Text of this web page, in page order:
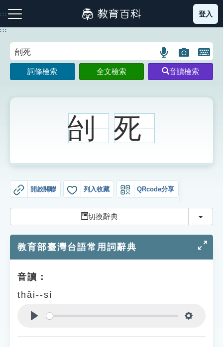
到
主
:::
注音索引圖示 筆畫索引圖示 部首索引表圖示
生字詞彙表
知識索引
遊戲專區
登入
:::
語
言
搜
圖
片
搜
開
鍵
圖
詞條檢索 全文檢索 音讀檢索
刣 死
開啟關聯 列入收藏 QRcode分享
切換辭典 切換
教育部臺灣台語常用詞辭典
音讀：
thâi--sí